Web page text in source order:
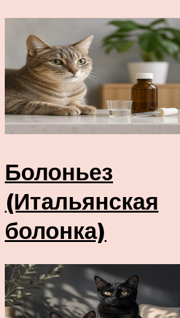
Болоньез
(Итальянская
болонка)